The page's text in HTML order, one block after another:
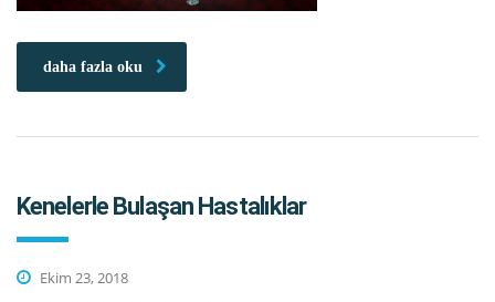
daha fazla oku
Kenelerle Bulaşan Hastalıklar
Ekim 23, 2018